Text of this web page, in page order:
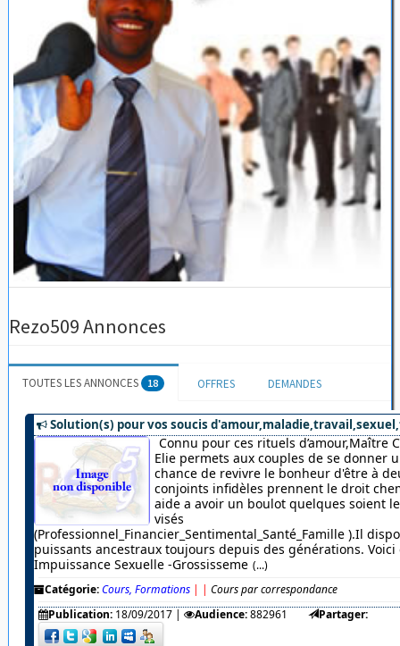
Rezo509 Annonces
TOUTES LES ANNONCES 18 OFFRES DEMANDES
Solution(s) pour vos soucis
Connu pour ces rituels d’amour,Maître
Elie permets aux couples de se donner
chance de revivre le bonheur d'être à
conjoints infidèles prennent le droit
aide a avoir un boulot quelques soient
visés
(Professionnel_Financier_Sentimental_Santé_Famille ).Il
puissants ancestraux toujours depuis des générations. Voici
Impuissance Sexuelle -Grossisseme (...)
Catégorie:Cours, Formations | | Cours par correspondance
Publication: 18/09/2017| Audience:882961 Partager: